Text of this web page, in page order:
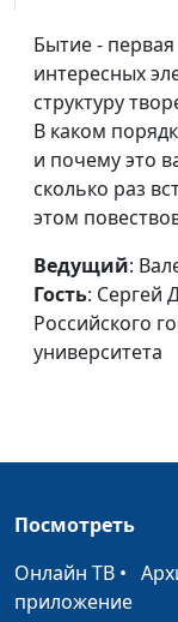
Пророчества
Откровение
Седьмая труба
Откровение
Ангел и
Весть Бога о
трубах
Тайна
свитка
Бытие -
интересных
структуру
В каком
и почему это
сколько раз
этом
Ведущий:
Гость: Сергей
Российского
университета
Посмотреть
Онлайн ТВ •
приложение